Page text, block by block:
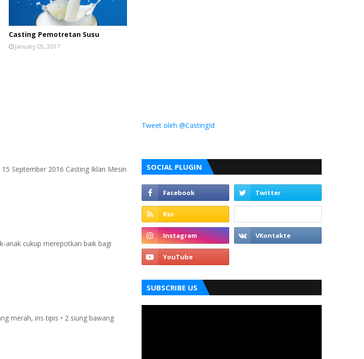
Casting Pemotretan Susu
January 05, 2017
September 2016 Casting Iklan Mesin
anak cukup merepotkan baik bagi
merah, iris tipis • 2 siung bawang
Tweet oleh @CastingId
SOCIAL PLUGIN
SUBSCRIBE US